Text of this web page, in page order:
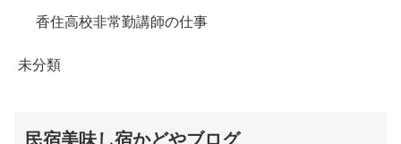
香住高校非常勤講師の仕事
未分類
民宿美味し宿かどやブログ